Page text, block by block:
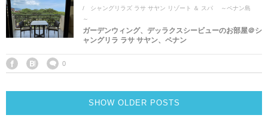
シャングリラズ ラサ サヤン リゾート ＆ スパ ～ペナン島
～
ガーデンウィング、デッラクスシービューのお部屋＠シ
ャングリラ ラサ サヤン、ペナン
0
SHOW OLDER POSTS